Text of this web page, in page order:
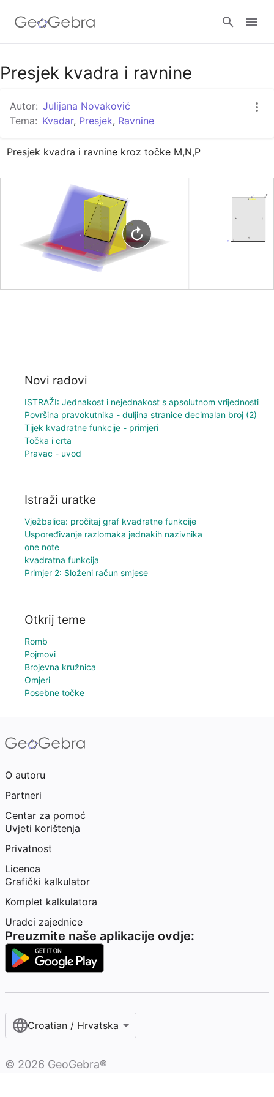
Google Classroom
GeoGebra Razred
Prijavi se
Presjek kvadra i ravnine
Autor: Julijana Novaković
Tema: Kvadar, Presjek, Ravnine
Presjek kvadra i ravnine kroz točke M,N,P
Novi radovi
ISTRAŽI: Jednakost i nejednakost s apsolutnom vrijednosti
Površina pravokutnika - duljina stranice decimalan broj (2)
Tijek kvadratne funkcije - primjeri
Točka i crta
Pravac - uvod
Istraži uratke
Vježbalica: pročitaj graf kvadratne funkcije
Uspoređivanje razlomaka jednakih nazivnika
one note
kvadratna funkcija
Primjer 2: Složeni račun smjese
Otkrij teme
Romb
Pojmovi
Brojevna kružnica
Omjeri
Posebne točke
O autoru
Partneri
Centar za pomoć
Uvjeti korištenja
Privatnost
Licenca
Grafički kalkulator
Komplet kalkulatora
Uradci zajednice
Preuzmite naše aplikacije ovdje:
Croatian / Hrvatska‎
© 2026 GeoGebra®